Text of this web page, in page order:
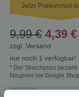
Jetzt Preisvorteil
9,99 € 4,39 €
zzgl. Versand
nur noch 1 verfügbar!
* Der Streichpreis
Neupreis bei Google